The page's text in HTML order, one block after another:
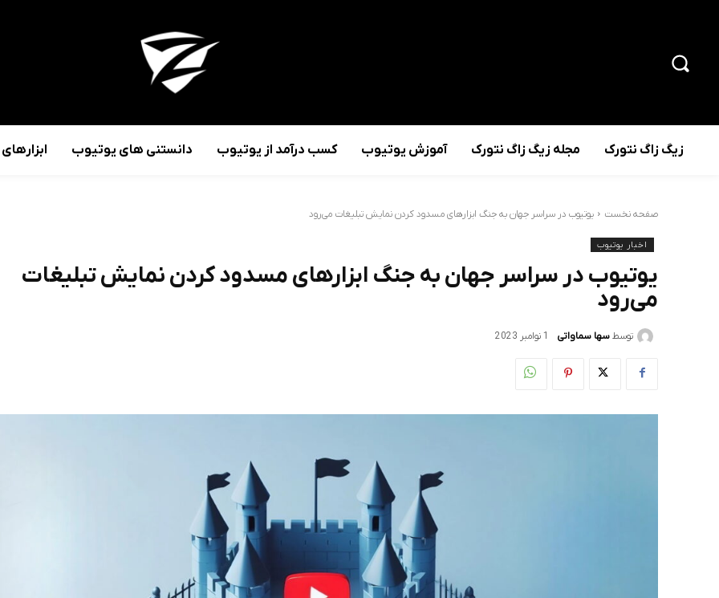
زیگ زاگ نتورک مجله زیگ زاگ نتورک آموزش یوتیوب کسب درآمد از یوتیوب دانستنی های یوتیوب
صفحه نخست یوتیوب در سراسر جهان به جنگ ابزارهای مسدود کردن نمایش تبلیغات می‌رود
اخبار یوتیوب
یوتیوب در سراسر جهان به جنگ ابزارهای مسدود کردن نمایش تبلیغات
می‌رود
توسطسها سماواتی 1 نوامبر 2023